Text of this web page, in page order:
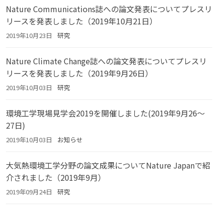
Nature Communications誌への論文発表についてプレスリ
リースを発表しました（2019年10月21日）
2019年10月23日 研究
Nature Climate Change誌への論文発表についてプレスリ
リースを発表しました（2019年9月26日）
2019年10月03日 研究
環境工学現場見学会2019を開催しました(2019年9月26～
27日)
2019年10月03日 お知らせ
大気熱環境工学分野の論文成果についてNature Japanで紹
介されました（2019年9月）
2019年09月24日 研究